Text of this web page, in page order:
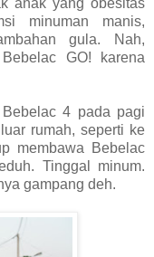
anak yang obesitas
minuman manis,
gula. Nah,
GO! karena
4 pada pagi
rumah, seperti ke
membawa Bebelac
Tinggal minum.
gampang deh.